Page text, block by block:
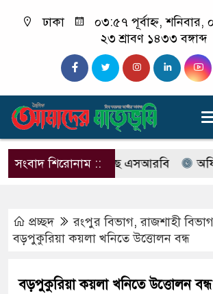
ঢাকা
০৩:৫৭ পূর্বাহ্ন,
২৩ শ্রাবণ ১৪৩৩ বঙ্গাব্দ
সংবাদ শিরোনাম ::
নাম বদলে আসছে এসআরবি অফিস
প্রচ্ছদ রংপুর বিভাগ,রাজশাহী বিভাগ
বড়পুকুরিয়া কয়লা খনিতে উত্তোলন বন্ধ
বড়পুকুরিয়া কয়লা খনিতে উত্তোলন বন্ধ